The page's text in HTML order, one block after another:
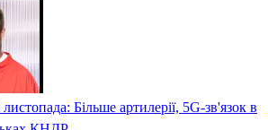
Більше артилерії, 5G-зв'язок в